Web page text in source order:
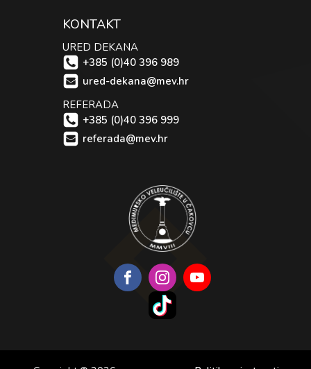
KONTAKT
URED DEKANA
+385 (0)40 396 989
ured-dekana@mev.hr
REFERADA
+385 (0)40 396 999
referada@mev.hr